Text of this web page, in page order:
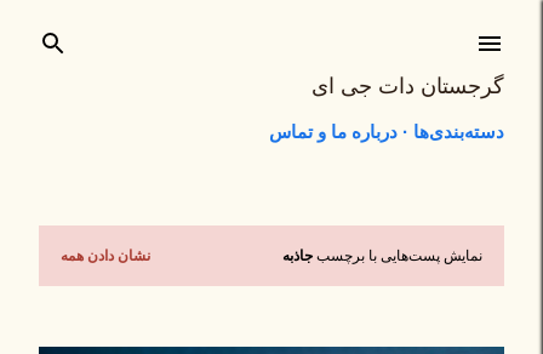
گرجستان دات جی ای
دسته‌بندی‌ها درباره ما و تماس
پ
نمایش پست‌هایی با برچسب جاذبه نشان دادن همه